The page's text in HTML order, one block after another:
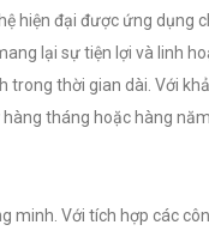
hiện đại được ứng dụng
lại sự tiện lợi và linh
trong thời gian dài. Với
tháng hoặc hàng
Với tích hợp các